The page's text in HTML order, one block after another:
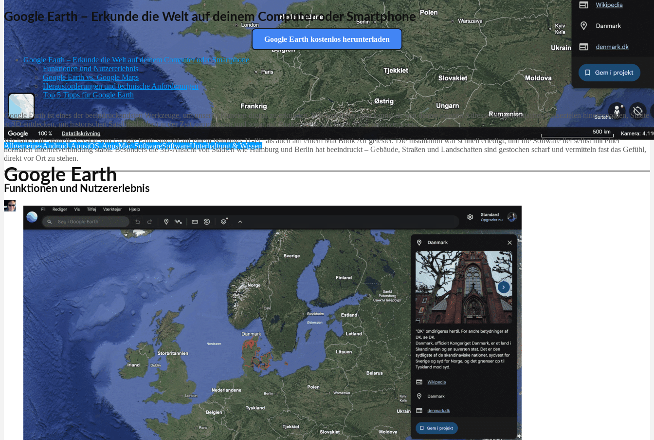
AllgemeinesAndroid-AppsiOS-AppsMac-SoftwareSoftwareUnterhaltung & Wissen
Google Earth
Martin Jørgensen
April 25, 2026
Google Earth – Erkunde die Welt auf deinem Computer oder Smartphone
Google Earth kostenlos herunterladen
Google Earth – Erkunde die Welt auf deinem Computer oder Smartphone
Funktionen und Nutzererlebnis
Google Earth vs. Google Maps
Herausforderungen und technische Anforderungen
Top 5 Tipps für Google Earth
Google Earth ist eines der beeindruckendsten Werkzeuge, um unseren Planeten digital zu erkunden. Mit dem Programm kannst du von deiner eigenen Adresse bis zu exotischen Reisezielen hineinzoomen, Städte
in 3D entdecken, mit historischen Satellitenbildern in der Zeit zurückreisen und sogar auf Straßenebene mit Street View unterwegs sein.
Wir haben die aktuelle Version von Google Earth sowohl auf einem Windows 11-PC als auch auf einem MacBook Air getestet. Die Installation war schnell erledigt, und die Software lief selbst mit einer
normalen Internetverbindung stabil. Besonders die 3D-Ansicht von Städten wie Hamburg und Berlin hat beeindruckt – Gebäude, Straßen und Landschaften sind gestochen scharf und vermitteln fast das Gefühl,
direkt vor Ort zu stehen.
Funktionen und Nutzererlebnis